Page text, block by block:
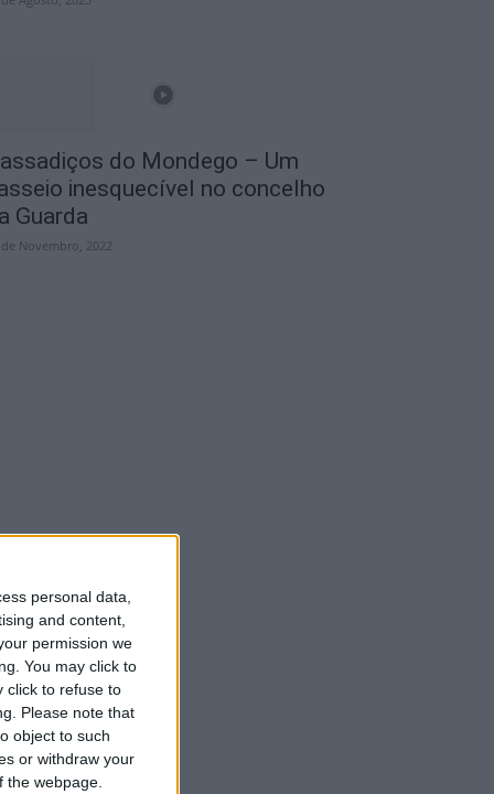
personal data,
and content,
permission we
You may click to
click to refuse to
Please note that
object to such
or withdraw your
webpage.
do Mondego – Um
inesquecível no concelho
Guarda
Novembro, 2022